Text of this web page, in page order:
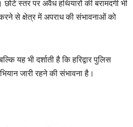
स्तर पर अवैध हथियारों की बरामदगी भी
से क्षेत्र में अपराध की संभावनाओं को
यह भी दर्शाती है कि हरिद्वार पुलिस
जारी रहने की संभावना है।